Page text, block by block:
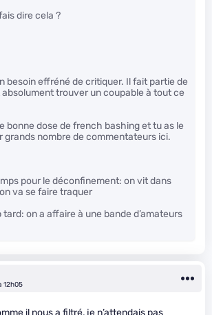
dire cela ?
besoin effréné de critiquer. Il fait partie de
trouver un coupable à tout ce
bonne dose de french bashing et tu as le
grands nombre de commentateurs ici.
pour le déconfinement: on vit dans
va se faire traquer
tard: on a affaire à une bande d’amateurs
12h05